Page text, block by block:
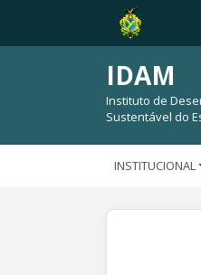
IDAM
Instituto de
Sustentável do
INSTITUCIONAL